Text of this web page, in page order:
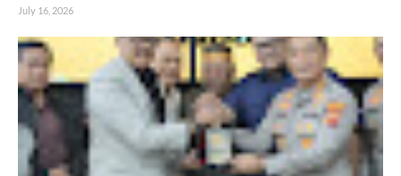
July 16, 2026